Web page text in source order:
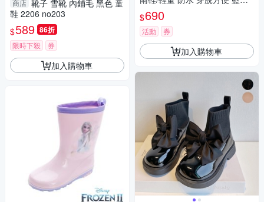
商店 靴子 雪靴 內鋪毛 黑色 童
鞋 2206 no203
$589 86折
限時下殺 券
加入購物車
(MNKL55376)
$690
活動 券
加入購物車